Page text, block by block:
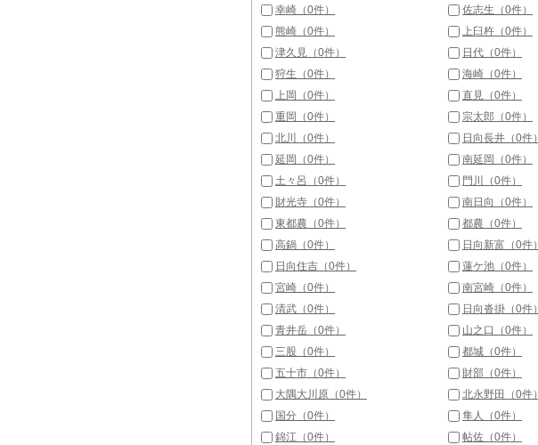
幸崎（0件）
佐志生（0件）
熊崎（0件）
上臼杵（0件）
津久見（0件）
日代（0件）
狩生（0件）
海崎（0件）
上岡（0件）
直見（0件）
重岡（0件）
宗太郎（0件）
北川（0件）
日向長井（0件）
延岡（0件）
南延岡（0件）
土々呂（0件）
門川（0件）
財光寺（0件）
南日向（0件）
東都農（0件）
都農（0件）
高鍋（0件）
日向新富（0件）
日向住吉（0件）
蓮ケ池（0件）
宮崎（0件）
南宮崎（0件）
清武（0件）
日向沓掛（0件）
青井岳（0件）
山之口（0件）
三股（0件）
都城（0件）
五十市（0件）
財部（0件）
大隅大川原（0件）
北永野田（0件）
国分（0件）
隼人（0件）
錦江（0件）
帖佐（0件）